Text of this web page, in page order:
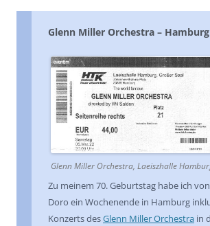
Glenn Miller Orchestra – Hamburg
Glenn Miller Orchestra, Laeiszhalle
Zu meinem 70. Geburtstag habe ich
Doro ein Wochenende in Hamburg
Konzerts desGlenn Miller Orchestra in